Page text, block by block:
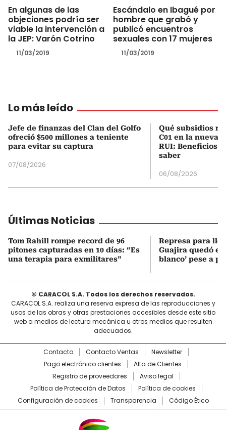
En algunas de las
objeciones podría ser
viable la intervención a
la JEP: Varón Cotrino
11/03/2019
Escándalo en Ibagué por
hombre que grabó y
publicó encuentros
sexuales con 17 mujeres
11/03/2019
Lo más leído
Jefe de finanzas del Clan del Golfo
ofreció $500 millones a teniente
para evitar su captura
07/08/2026
Qué subsidios
C01 en la nueva
RUI: Beneficios
saber
06/08/2026
Últimas Noticias
Tom Rahill rompe record de 96
pitones capturadas en 10 días: “Es
una terapia para exmilitares”
Represa para
Guajira quedó en
blanco’ pese a
© CARACOL S.A. Todos los derechos reservados.
CARACOL S.A. realiza una reserva expresa de las reproducciones y
usos de las obras y otras prestaciones accesibles desde este sitio
web a medios de lectura mecánica u otros medios que resulten
adecuados.
Contacto Contacto Ventas
Newsletter
Pago electrónico clientes
Alta de Clientes
Registro de proveedores
Aviso legal
Política de Protección de Datos
Política de cookies
Configuración de cookies
Transparencia Código Ético